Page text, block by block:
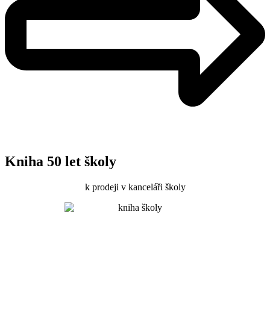
Kniha 50 let školy
k prodeji v kanceláři školy